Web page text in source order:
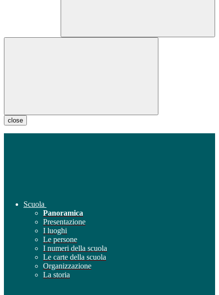
close
Scuola
Panoramica
Presentazione
I luoghi
Le persone
I numeri della scuola
Le carte della scuola
Organizzazione
La storia